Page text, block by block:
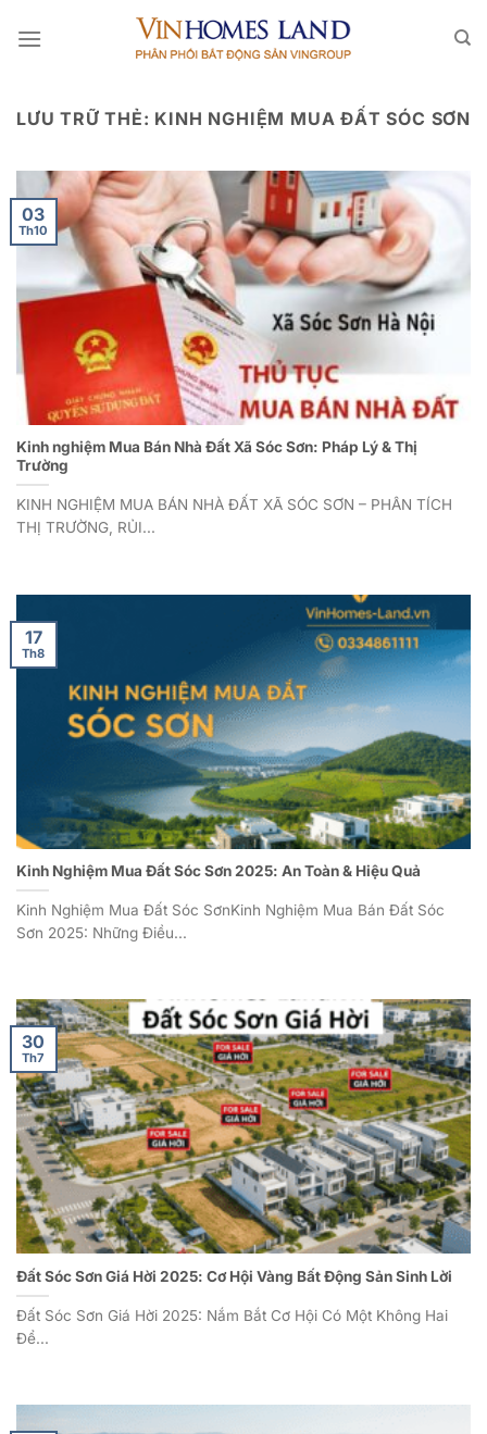
qua
LƯU TRỮ THẺ: KINH NGHIỆM MUA ĐẤT SÓC SƠN
Kinh nghiệm Mua Bán Nhà Đất Xã Sóc Sơn: Pháp Lý & Thị
Trường
KINH NGHIỆM MUA BÁN NHÀ ĐẤT XÃ SÓC SƠN – PHÂN TÍCH
THỊ TRƯỜNG, RỦI...
03
Th10
Kinh Nghiệm Mua Đất Sóc Sơn 2025: An Toàn & Hiệu Quả
Kinh Nghiệm Mua Đất Sóc SơnKinh Nghiệm Mua Bán Đất Sóc
Sơn 2025: Những Điều...
17
Th8
Đất Sóc Sơn Giá Hời 2025: Cơ Hội Vàng Bất Động Sản Sinh Lời
Đất Sóc Sơn Giá Hời 2025: Nắm Bắt Cơ Hội Có Một Không Hai
Để...
30
Th7